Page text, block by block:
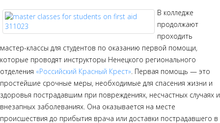
В колледже
продолжают
проходить
мастер-классы для студентов по оказанию первой помощи,
которые проводят инструкторы Ненецкого регионального
отделения «Российский Красный Крест». Первая помощь — это
простейшие срочные меры, необходимые для спасения жизни и
здоровья пострадавшим при повреждениях, несчастных случаях и
внезапных заболеваниях. Она оказывается на месте
происшествия до прибытия врача или доставки пострадавшего в